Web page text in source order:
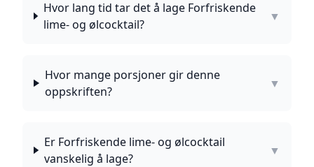
Hvor lang tid tar det å lage Forfriskende
lime- og ølcocktail?
▼
Hvor mange porsjoner gir denne
oppskriften?
▼
Er Forfriskende lime- og ølcocktail
vanskelig å lage?
▼